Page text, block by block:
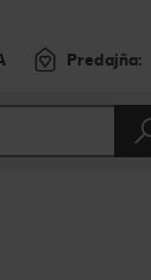
Predajňa: